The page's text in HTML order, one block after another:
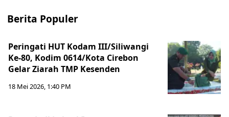
Berita Populer
Peringati HUT Kodam III/Siliwangi
Ke-80, Kodim 0614/Kota Cirebon
Gelar Ziarah TMP Kesenden
18 Mei 2026, 1:40 PM